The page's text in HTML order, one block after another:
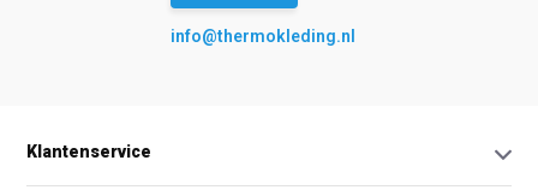
info@thermokleding.nl
Klantenservice